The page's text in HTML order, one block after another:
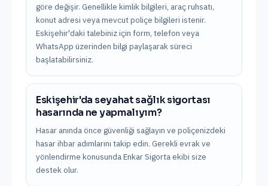
göre değişir. Genellikle kimlik bilgileri, araç ruhsatı,
konut adresi veya mevcut poliçe bilgileri istenir.
Eskişehir'daki talebiniz için form, telefon veya
WhatsApp üzerinden bilgi paylaşarak süreci
başlatabilirsiniz.
Eskişehir'da seyahat sağlık sigortası
hasarında ne yapmalıyım?
Hasar anında önce güvenliği sağlayın ve poliçenizdeki
hasar ihbar adımlarını takip edin. Gerekli evrak ve
yönlendirme konusunda Enkar Sigorta ekibi size
destek olur.